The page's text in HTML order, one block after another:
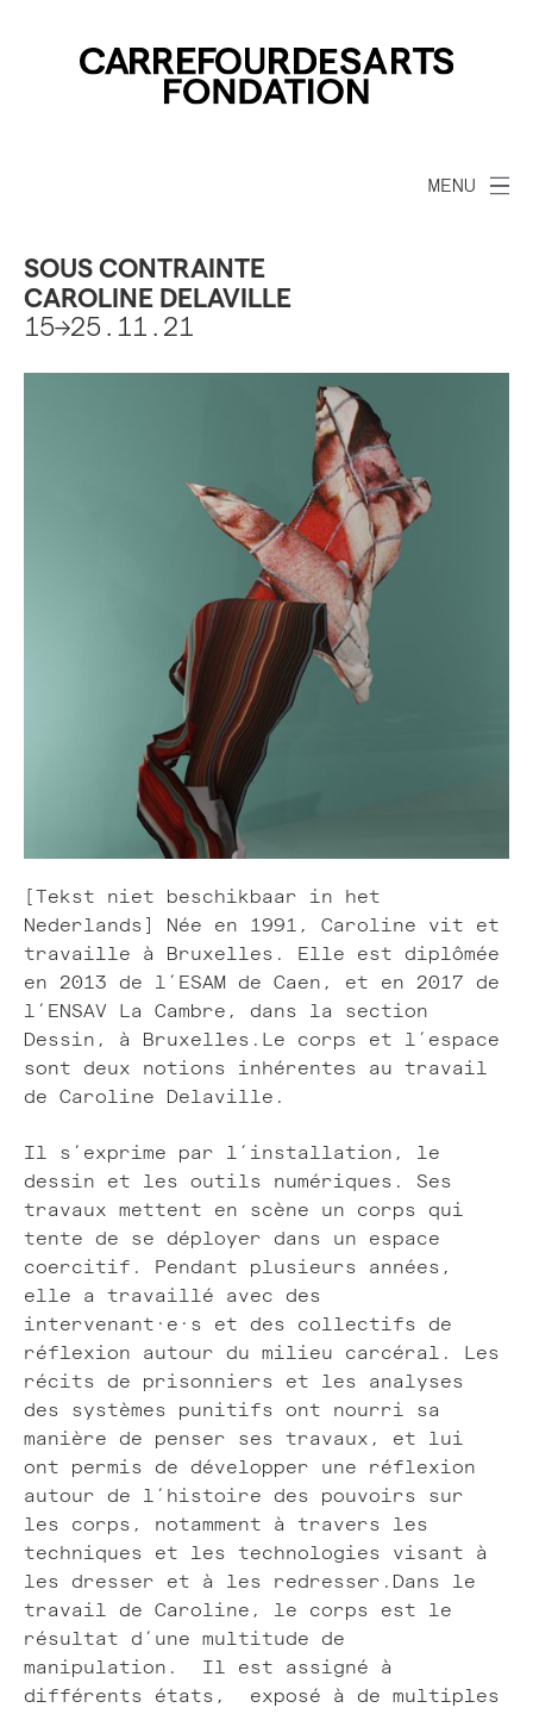
MENU
SOUS CONTRAINTE
CAROLINE DELAVILLE
15→25.11.21
[Tekst niet beschikbaar in het
Nederlands] Née en 1991, Caroline vit et
travaille à Bruxelles. Elle est diplômée
en 2013 de l’ESAM de Caen, et en 2017 de
l’ENSAV La Cambre, dans la section
Dessin, à Bruxelles.Le corps et l’espace
sont deux notions inhérentes au travail
de Caroline Delaville.
Il s’exprime par l’installation, le
dessin et les outils numériques. Ses
travaux mettent en scène un corps qui
tente de se déployer dans un espace
coercitif. Pendant plusieurs années,
elle a travaillé avec des
intervenant·e·s et des collectifs de
réflexion autour du milieu carcéral. Les
récits de prisonniers et les analyses
des systèmes punitifs ont nourri sa
manière de penser ses travaux, et lui
ont permis de développer une réflexion
autour de l’histoire des pouvoirs sur
les corps, notamment à travers les
techniques et les technologies visant à
les dresser et à les redresser.Dans le
travail de Caroline, le corps est le
résultat d’une multitude de
manipulation. Il est assigné à
différents états, exposé à de multiples